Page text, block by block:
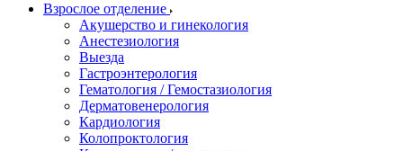
Взрослое отделение
Акушерство и гинекология
Анестезиология
Выезда
Гастроэнтерология
Гематология / Гемостазиология
Дерматовенерология
Кардиология
Колопроктология